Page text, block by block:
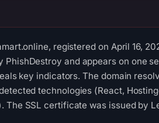
registered on April 16,
PhishDestroy and appears on one
key indicators. The domain
technologies (React,
The SSL certificate was issued by